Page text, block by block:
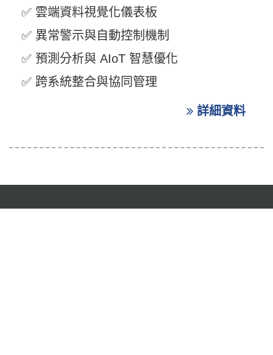
✅ 雲端資料視覺化儀表板
✅ 異常警示與自動控制機制
✅ 預測分析與 AIoT 智慧優化
✅ 跨系統整合與協同管理
詳細資料